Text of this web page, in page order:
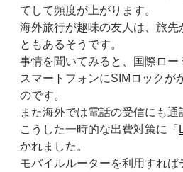
てして頻度が上がります。
海外旅行が趣味の友人は、旅
ともあるそうです。
事情を聞いてみると、国際ロー
スマートフォンにSIMロックが
のです。
また海外では電話の受信にも通
こうした一時的な出費対策に「
かれました。
モバイルルーターを利用すれ